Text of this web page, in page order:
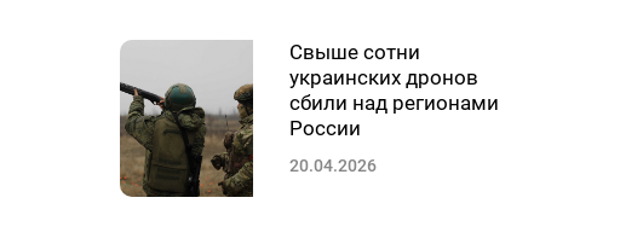
Свыше сотни
украинских дронов
сбили над регионами
России
20.04.2026